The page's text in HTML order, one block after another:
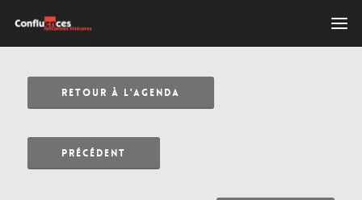
RETOUR À L'AGENDA
PRÉCÉDENT